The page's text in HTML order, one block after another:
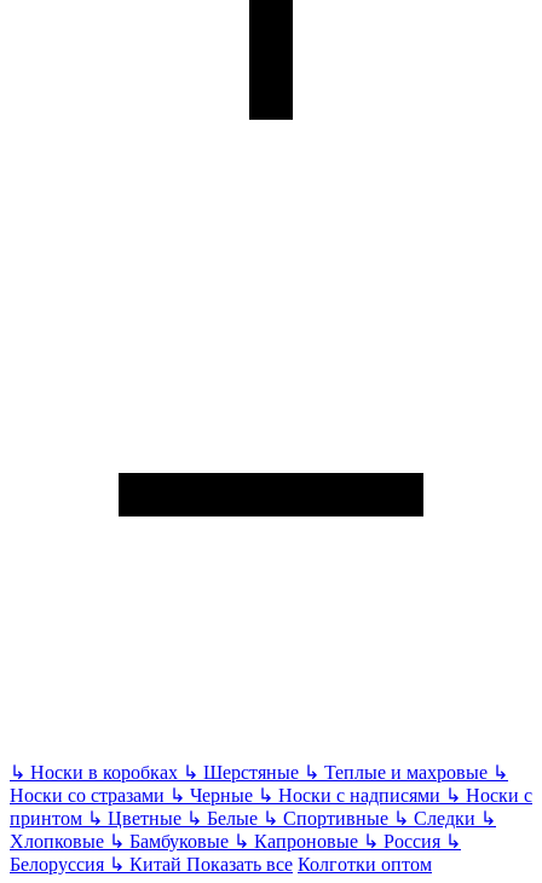
↳ Носки в коробках ↳ Шерстяные ↳ Теплые и махровые ↳
Носки со стразами ↳ Черные ↳ Носки с надписями ↳ Носки с
принтом ↳ Цветные ↳ Белые ↳ Спортивные ↳ Следки ↳
Хлопковые ↳ Бамбуковые ↳ Капроновые ↳ Россия ↳
Белоруссия ↳ Китай Показать все Колготки оптом